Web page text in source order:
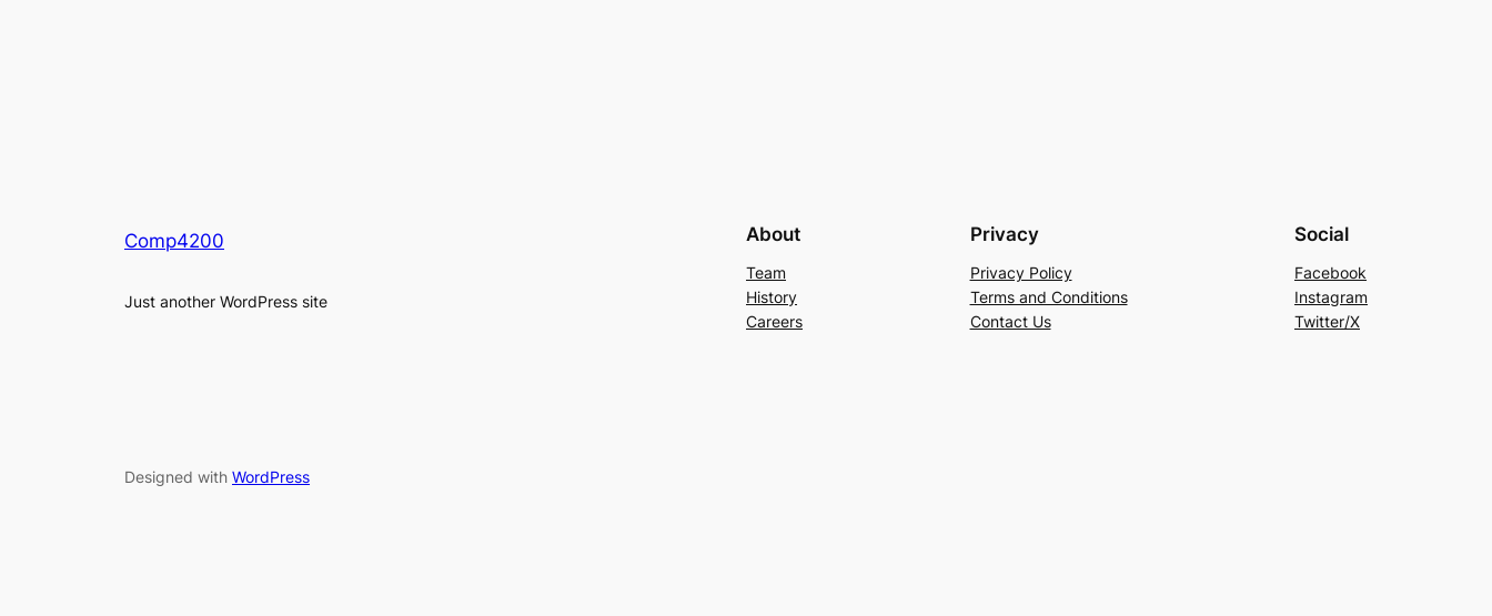
Comp4200
Just another WordPress site
About
Team
History
Careers
Privacy
Privacy Policy
Terms and Conditions
Contact Us
Social
Facebook
Instagram
Twitter/X
Designed with WordPress